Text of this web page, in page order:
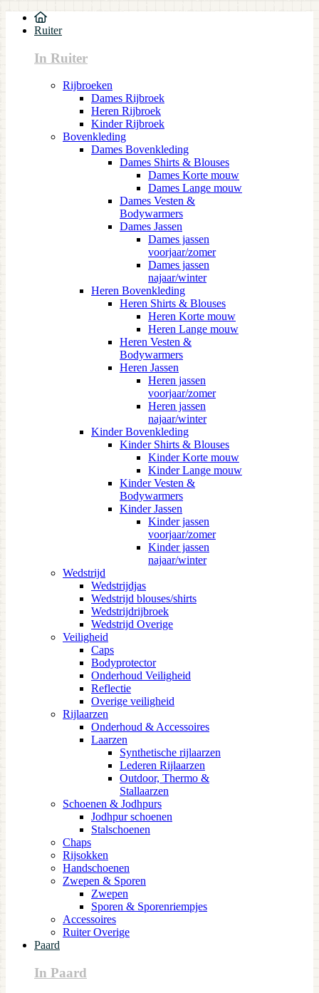
Ruiter
In Ruiter
Rijbroeken
Dames Rijbroek
Heren Rijbroek
Kinder Rijbroek
Bovenkleding
Dames Bovenkleding
Dames Shirts & Blouses
Dames Korte mouw
Dames Lange mouw
Dames Vesten &
Bodywarmers
Dames Jassen
Dames jassen
voorjaar/zomer
Dames jassen
najaar/winter
Heren Bovenkleding
Heren Shirts & Blouses
Heren Korte mouw
Heren Lange mouw
Heren Vesten &
Bodywarmers
Heren Jassen
Heren jassen
voorjaar/zomer
Heren jassen
najaar/winter
Kinder Bovenkleding
Kinder Shirts & Blouses
Kinder Korte mouw
Kinder Lange mouw
Kinder Vesten &
Bodywarmers
Kinder Jassen
Kinder jassen
voorjaar/zomer
Kinder jassen
najaar/winter
Wedstrijd
Wedstrijdjas
Wedstrijd blouses/shirts
Wedstrijdrijbroek
Wedstrijd Overige
Veiligheid
Caps
Bodyprotector
Onderhoud Veiligheid
Reflectie
Overige veiligheid
Rijlaarzen
Onderhoud & Accessoires
Laarzen
Synthetische rijlaarzen
Lederen Rijlaarzen
Outdoor, Thermo &
Stallaarzen
Schoenen & Jodhpurs
Jodhpur schoenen
Stalschoenen
Chaps
Rijsokken
Handschoenen
Zwepen & Sporen
Zwepen
Sporen & Sporenriempjes
Accessoires
Ruiter Overige
Paard
In Paard